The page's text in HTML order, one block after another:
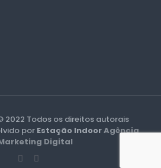
2022 Todos os direitos autorais
por Estação IndoorAgência
Digital